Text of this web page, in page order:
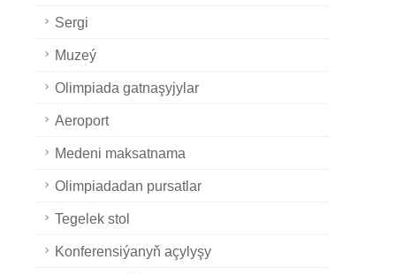
Sergi
Muzeý
Olimpiada gatnaşyjylar
Aeroport
Medeni maksatnama
Olimpiadadan pursatlar
Tegelek stol
Konferensiýanyň açylyşy